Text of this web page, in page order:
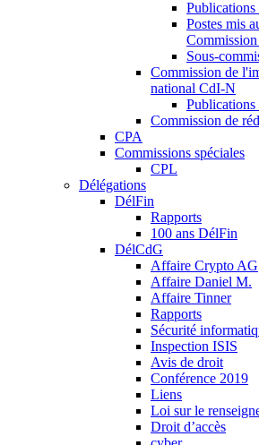
Publications
Postes mis
Sous-
Commission de
national CdI-N
Commission de
CPA
Commissions spéciales
CPL
Délégations
DélFin
Rapports
100 ans DélFin
DélCdG
Affaire Crypto AG
Affaire Daniel M.
Affaire Tinner
Rapports
Sécurité
Inspection ISIS
Avis de droit
Conférence 2019
Liens
Loi sur le
Droit d’accès